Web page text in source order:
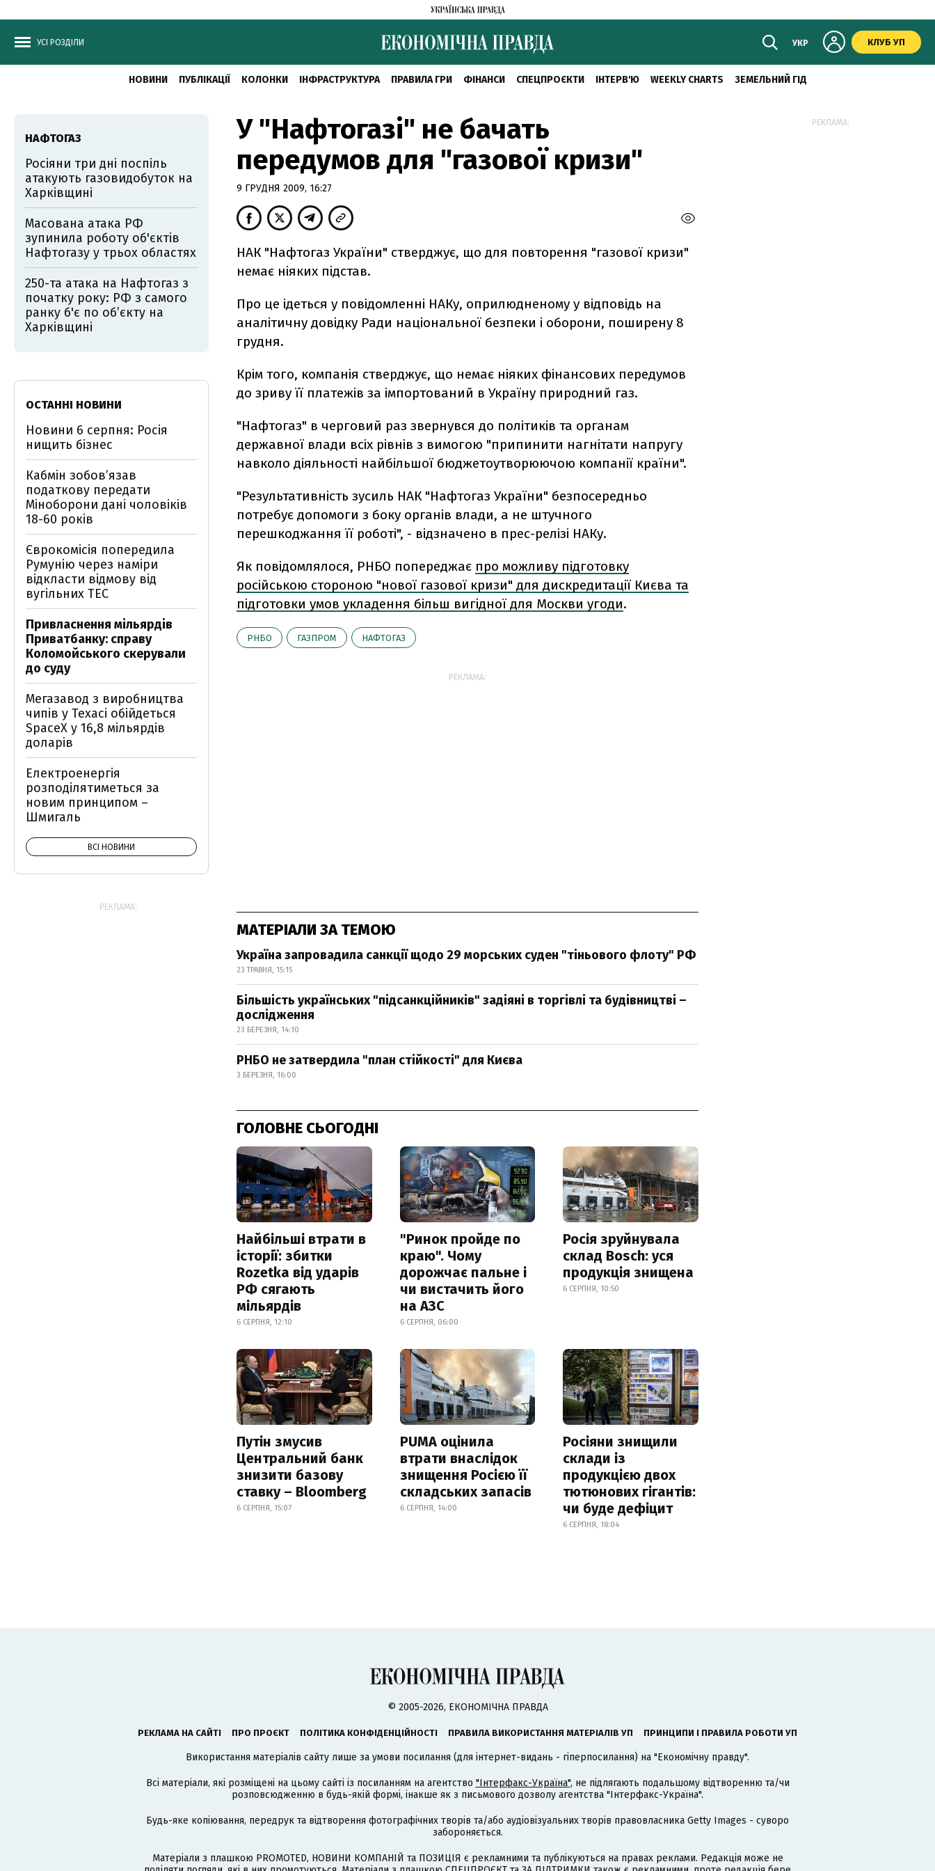
УСІ РОЗДІЛИ УКР КЛУБ УП
НОВИНИ ПУБЛІКАЦІЇ КОЛОНКИ ІНФРАСТРУКТУРА ПРАВИЛА ГРИ ФІНАНСИ СПЕЦПРОЄКТИ ІНТЕРВ'Ю WEEKLY CHARTS ЗЕМЕЛЬНИЙ ГІД
У "Нафтогазі" не бачать
передумов для "газової кризи"
9 ГРУДНЯ 2009, 16:27
НАК "Нафтогаз України" стверджує, що для повторення "газової кризи"
немає ніяких підстав.
Про це ідеться у повідомленні НАКу, оприлюдненому у відповідь на
аналітичну довідку Ради національної безпеки і оборони, поширену 8
грудня.
Крім того, компанія стверджує, що немає ніяких фінансових передумов
до зриву її платежів за імпортований в Україну природний газ.
"Нафтогаз" в черговий раз звернувся до політиків та органам
державної влади всіх рівнів з вимогою "припинити нагнітати напругу
навколо діяльності найбільшої бюджетоутворюючою компанії країни".
"Результативність зусиль НАК "Нафтогаз України" безпосередньо
потребує допомоги з боку органів влади, а не штучного
перешкоджання її роботі", - відзначено в прес-релізі НАКу.
Як повідомлялося, РНБО попереджає про можливу підготовку
російською стороною "нової газової кризи" для дискредитації Києва та
підготовки умов укладення більш вигідної для Москви угоди.
РНБО ГАЗПРОМ НАФТОГАЗ
РЕКЛАМА:
МАТЕРІАЛИ ЗА ТЕМОЮ
Україна запровадила санкції щодо 29 морських суден "тіньового флоту" РФ
23 ТРАВНЯ, 15:15
Більшість українських "підсанкційників" задіяні в торгівлі та будівництві –
дослідження
23 БЕРЕЗНЯ, 14:10
РНБО не затвердила "план стійкості" для Києва
3 БЕРЕЗНЯ, 16:00
ГОЛОВНЕ СЬОГОДНІ
Найбільші втрати в
історії: збитки
Rozetka від ударів
РФ сягають
мільярдів
6 СЕРПНЯ, 12:10
"Ринок пройде по
краю". Чому
дорожчає пальне і
чи вистачить його
на АЗС
6 СЕРПНЯ, 06:00
Росія зруйнувала
склад Bosch: уся
продукція знищена
6 СЕРПНЯ, 10:50
Путін змусив
Центральний банк
знизити базову
ставку – Bloomberg
6 СЕРПНЯ, 15:07
PUMA оцінила
втрати внаслідок
знищення Росією її
складських запасів
6 СЕРПНЯ, 14:00
Росіяни знищили
склади із
продукцією двох
тютюнових гігантів:
чи буде дефіцит
6 СЕРПНЯ, 18:04
НАФТОГАЗ
Росіяни три дні поспіль
атакують газовидобуток на
Харківщині
Масована атака РФ
зупинила роботу об'єктів
Нафтогазу у трьох областях
250-та атака на Нафтогаз з
початку року: РФ з самого
ранку б'є по об’єкту на
Харківщині
ОСТАННІ НОВИНИ
Новини 6 серпня: Росія
нищить бізнес
Кабмін зобовʼязав
податкову передати
Міноборони дані чоловіків
18-60 років
Єврокомісія попередила
Румунію через наміри
відкласти відмову від
вугільних ТЕС
Привласнення мільярдів
Приватбанку: справу
Коломойського скерували
до суду
Мегазавод з виробництва
чипів у Техасі обійдеться
SpaceX у 16,8 мільярдів
доларів
Електроенергія
розподілятиметься за
новим принципом –
Шмигаль
ВСІ НОВИНИ
РЕКЛАМА:
РЕКЛАМА:
© 2005-2026, ЕКОНОМІЧНА ПРАВДА
РЕКЛАМА НА САЙТІ ПРО ПРОЄКТ ПОЛІТИКА КОНФІДЕНЦІЙНОСТІ ПРАВИЛА ВИКОРИСТАННЯ МАТЕРІАЛІВ УП ПРИНЦИПИ І ПРАВИЛА РОБОТИ УП
Використання матеріалів сайту лише за умови посилання (для інтернет-видань - гіперпосилання) на "Економічну правду".
Всі матеріали, які розміщені на цьому сайті із посиланням на агентство "Інтерфакс-Україна", не підлягають подальшому відтворенню та/чи
розповсюдженню в будь-якій формі, інакше як з письмового дозволу агентства "Інтерфакс-Україна".
Будь-яке копіювання, передрук та відтворення фотографічних творів та/або аудіовізуальних творів правовласника Getty Images - суворо
забороняється.
Матеріали з плашкою PROMOTED, НОВИНИ КОМПАНІЙ та ПОЗИЦІЯ є рекламними та публікуються на правах реклами. Редакція може не